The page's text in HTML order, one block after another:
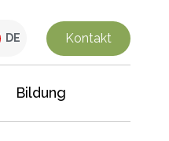
DE Kontakt
Bildung